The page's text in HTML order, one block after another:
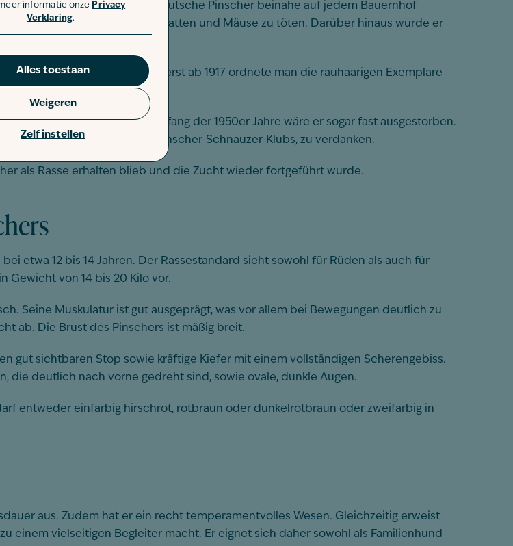
informatie onze Privacy
Verklaring.
Alles toestaan
Zelf instellen
Weigeren
19. Jahrhunderts, als der Deutsche Pinscher beinahe auf jedem Bauernhof
Ställe zu bewachen sowie Ratten und Mäuse zu töten. Darüber hinaus wurde er
noch zu einer Rasse. Denn erst ab 1917 ordnete man die rauhaarigen Exemplare
an Bedeutung. Anfang der 1950er Jahre wäre er sogar fast ausgestorben.
Hauptzuchtwart des Pinscher-Schnauzer-Klubs, zu verdanken.
als Rasse erhalten blieb und die Zucht wieder fortgeführt wurde.
etwa 12 bis 14 Jahren. Der Rassestandard sieht sowohl für Rüden als auch für
Gewicht von 14 bis 20 Kilo vor.
Seine Muskulatur ist gut ausgeprägt, was vor allem bei Bewegungen deutlich zu
ab. Die Brust des Pinschers ist mäßig breit.
gut sichtbaren Stop sowie kräftige Kiefer mit einem vollständigen Scherengebiss.
die deutlich nach vorne gedreht sind, sowie ovale, dunkle Augen.
entweder einfarbig hirschrot, rotbraun oder dunkelrotbraun oder zweifarbig in
aus. Zudem hat er ein recht temperamentvolles Wesen. Gleichzeitig erweist
einem vielseitigen Begleiter macht. Er eignet sich daher sowohl als Familienhund